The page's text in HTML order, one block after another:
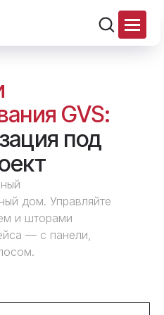
GVS:
под
дом. Управляйте
и шторами
— с панели,